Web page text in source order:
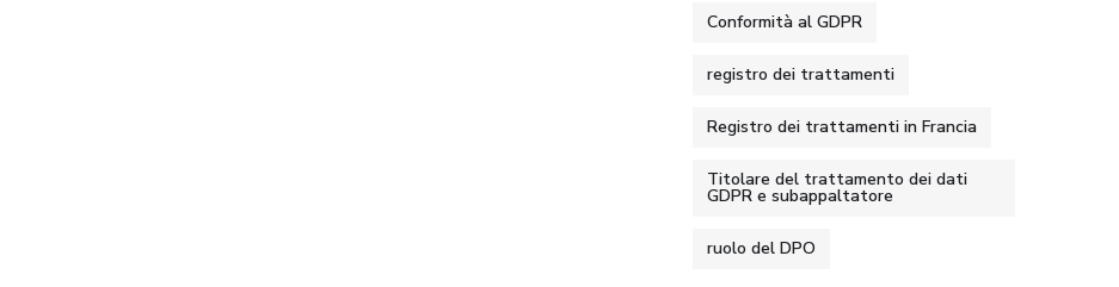
Conformità al GDPR
registro dei trattamenti
Registro dei trattamenti in Francia
Titolare del trattamento dei dati
GDPR e subappaltatore
ruolo del DPO